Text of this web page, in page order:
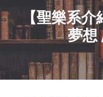
【聖樂系
夢想